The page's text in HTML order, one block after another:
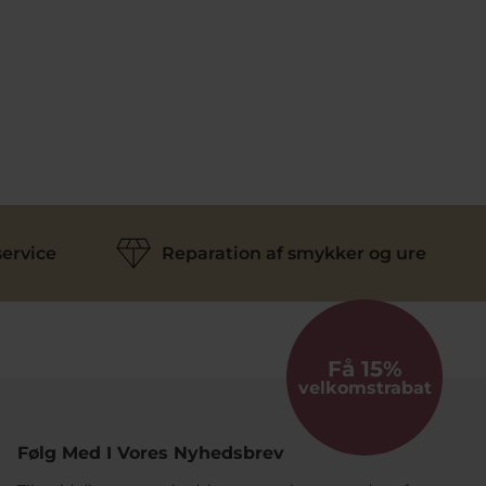
Reparation af smykker og ure
Få 15%
velkomstrabat
Følg Med I Vores Nyhedsbrev